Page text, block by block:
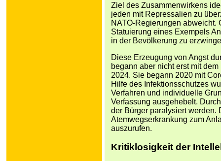
Ziel des Zusammenwirkens
jeden mit Repressalien zu
NATO-Regierungen abweicht.
Statuierung eines Exempels
in der Bevölkerung zu
Diese Erzeugung von Angst
begann aber nicht erst mit
2024. Sie begann 2020 mit
Hilfe des Infektionsschutzes
Verfahren und individuelle
Verfassung ausgehebelt.
der Bürger paralysiert werden.
Atemwegserkrankung zum
auszurufen.
Kritiklosigkeit der